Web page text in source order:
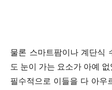
물론 스마트팜이나 계단식
도 눈이 가는 요소가 아예
필수적으로 이들을 다 아우